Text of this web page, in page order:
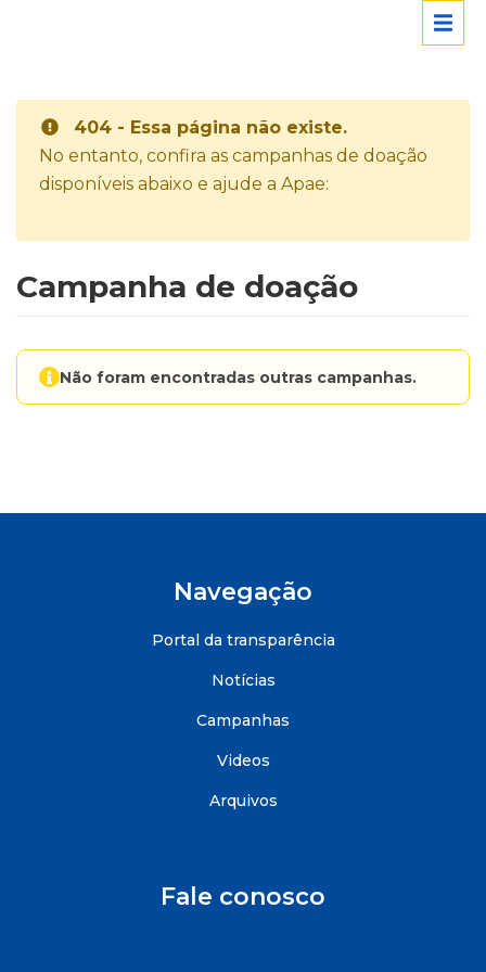
404 - Essa página não existe.
No entanto, confira as campanhas de doação
disponíveis abaixo e ajude a Apae:
Campanha de doação
Não foram encontradas outras campanhas.
Navegação
Portal da transparência
Notícias
Campanhas
Videos
Arquivos
Fale conosco